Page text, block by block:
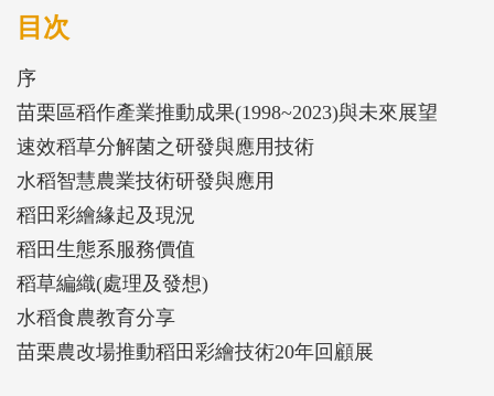
等執行成果，也期望相關經驗能有助於提升國內稻作
目次
序
苗栗區稻作產業推動成果(1998~2023)與未來展望
速效稻草分解菌之研發與應用技術
水稻智慧農業技術研發與應用
稻田彩繪緣起及現況
稻田生態系服務價值
稻草編織(處理及發想)
水稻食農教育分享
苗栗農改場推動稻田彩繪技術20年回顧展